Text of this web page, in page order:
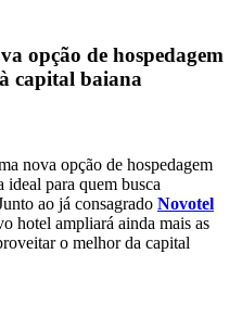
opção de hospedagem
capital baiana
nova opção de hospedagem
ideal para quem busca
ao já consagrado Novotel
hotel ampliará ainda mais as
o melhor da capital